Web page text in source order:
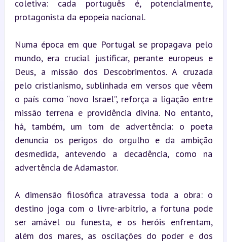
coletiva: cada português é, potencialmente,
protagonista da epopeia nacional.
Numa época em que Portugal se propagava pelo
mundo, era crucial justificar, perante europeus e
Deus, a missão dos Descobrimentos. A cruzada
pelo cristianismo, sublinhada em versos que vêem
o país como “novo Israel”, reforça a ligação entre
missão terrena e providência divina. No entanto,
há, também, um tom de advertência: o poeta
denuncia os perigos do orgulho e da ambição
desmedida, antevendo a decadência, como na
advertência de Adamastor.
A dimensão filosófica atravessa toda a obra: o
destino joga com o livre-arbítrio, a fortuna pode
ser amável ou funesta, e os heróis enfrentam,
além dos mares, as oscilações do poder e dos